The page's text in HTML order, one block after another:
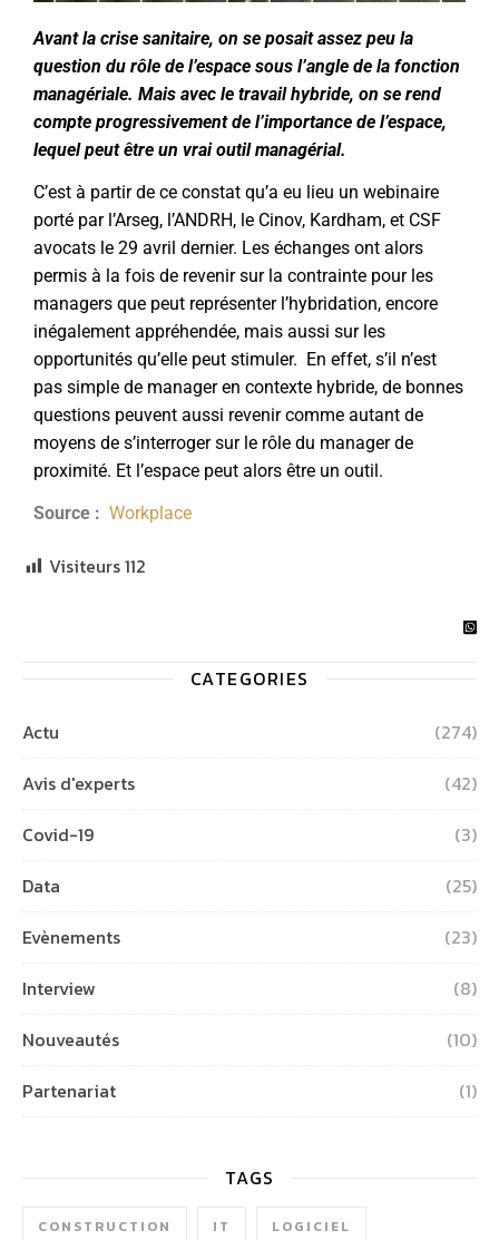
Avant la crise sanitaire, on se posait assez peu la
question du rôle de l’espace sous l’angle de la fonction
managériale. Mais avec le travail hybride, on se rend
compte progressivement de l’importance de l’espace,
lequel peut être un vrai outil managérial.
C’est à partir de ce constat qu’a eu lieu un webinaire
porté par l’Arseg, l’ANDRH, le Cinov, Kardham, et CSF
avocats le 29 avril dernier. Les échanges ont alors
permis à la fois de revenir sur la contrainte pour les
managers que peut représenter l’hybridation, encore
inégalement appréhendée, mais aussi sur les
opportunités qu’elle peut stimuler. En effet, s’il n’est
pas simple de manager en contexte hybride, de bonnes
questions peuvent aussi revenir comme autant de
moyens de s’interroger sur le rôle du manager de
proximité. Et l’espace peut alors être un outil.
Source : Workplace
Visiteurs112
CATEGORIES
Actu
(274)
Avis d'experts
(42)
Covid-19
(3)
Data
(25)
Evènements
(23)
Interview
(8)
Nouveautés
(10)
Partenariat
(1)
TAGS
CONSTRUCTION IT LOGICIEL